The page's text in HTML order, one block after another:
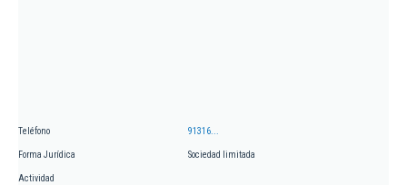
Teléfono 91316...
Forma Jurídica Sociedad limitada
Actividad